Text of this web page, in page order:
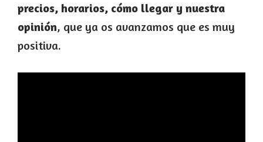
precios, horarios, cómo llegar y nuestra
opinión, que ya os avanzamos que es muy
positiva.